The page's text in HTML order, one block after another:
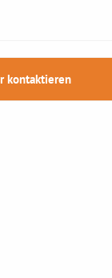
kontaktieren